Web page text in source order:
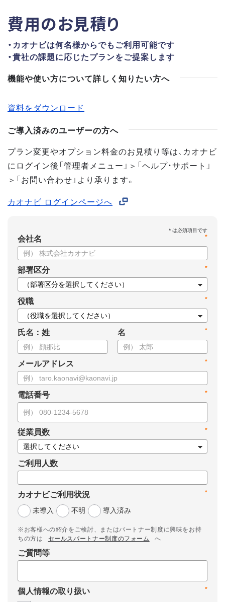
費用のお見積り
・カオナビは何名様からでもご利用可能です
・貴社の課題に応じたプランをご提案します
機能や使い方について詳しく知りたい方へ
資料をダウンロード
ご導入済みのユーザーの方へ
プラン変更やオプション料金のお見積り等は、カオナビ
にログイン後「管理者メニュー」＞「ヘルプ・サポート」
＞「お問い合わせ」より承ります。
カオナビ ログインページへ
*
会社名
*
部署区分
*
役職
氏名：姓 *
名
*
メールアドレス
*
電話番号
*
従業員数
ご利用人数
*
カオナビご利用状況
未導入
不明 導入済み
※お客様への紹介をご検討、またはパートナー制度に興味をお持
ちの方は
セールスパートナー制度のフォーム へ
ご質問等
*
個人情報の取り扱い